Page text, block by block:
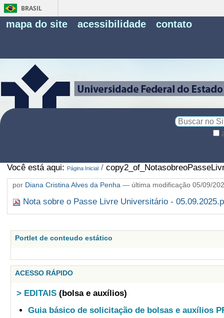
BRASIL
mapa do site acessibilidade contato
Você está aqui: Página Inicial /
por Diana Cristina Alves da Penha— última modificação05/09/
Nota sobre o Passe Livre Universitário -
Portlet de conteudo estático
ACESSO RÁPIDO
> EDITAIS (bolsa e auxílios)
Guia básico de solicitação de bolsas e auxílios